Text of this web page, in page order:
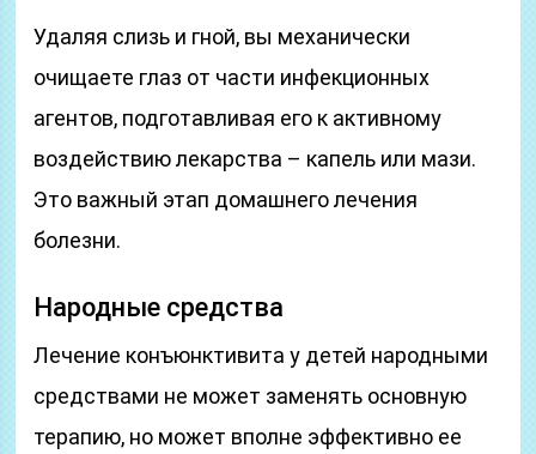
Удаляя слизь и гной, вы механически
очищаете глаз от части инфекционных
агентов, подготавливая его к активному
воздействию лекарства – капель или мази.
Это важный этап домашнего лечения
болезни.
Народные средства
Лечение конъюнктивита у детей народными
средствами не может заменять основную
терапию, но может вполне эффективно ее